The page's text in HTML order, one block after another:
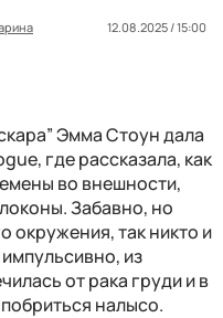
12.08.2025 / 15:00
Эмма Стоун дала
где рассказала, как
во внешности,
Забавно, но
так никто и
из
от рака груди и в
налысо.